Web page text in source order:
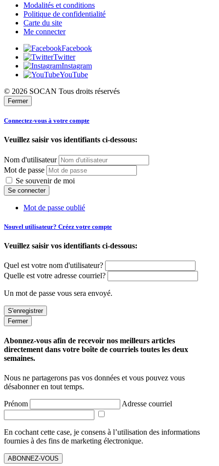
Modalités et conditions
Politique de confidentialité
Carte du site
Me connecter
Facebook
Twitter
Instagram
YouTube
© 2026 SOCAN Tous droits réservés
Fermer
Connectez-vous à votre compte
Veuillez saisir vos identifiants ci-dessous:
Nom d'utilisateur
Mot de passe
Se souvenir de moi
Mot de passe oublié
Nouvel utilisateur? Créez votre compte
Veuillez saisir vos identifiants ci-dessous:
Quel est votre nom d'utilisateur?
Quelle est votre adresse courriel?
Un mot de passe vous sera envoyé.
Fermer
Abonnez-vous afin de recevoir nos meilleurs articles
directement dans votre boîte de courriels toutes les deux
semaines.
Nous ne partagerons pas vos données et vous pouvez vous
désabonner en tout temps.
Prénom Adresse courriel
En cochant cette case, je consens à l’utilisation des informations
fournies à des fins de marketing électronique.
ABONNEZ-VOUS